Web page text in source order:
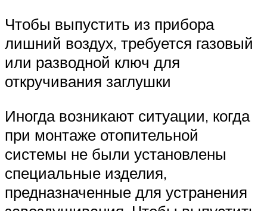
Чтобы выпустить из прибора
лишний воздух, требуется газовый
или разводной ключ для
откручивания заглушки
Иногда возникают ситуации, когда
при монтаже отопительной
системы не были установлены
специальные изделия,
предназначенные для устранения